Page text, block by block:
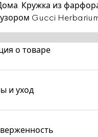
Кружка из
Gucci
орнаментом Toile
и цветов вишни в
крышку
Изделие можно
о товаре
и уход